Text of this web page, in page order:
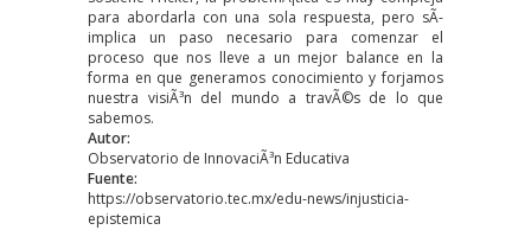
para abordarla con una sola respuesta, pero sÃ­
implica un paso necesario para comenzar el
proceso que nos lleve a un mejor balance en la
forma en que generamos conocimiento y forjamos
nuestra visiÃ³n del mundo a travÃ©s de lo que
sabemos.
Autor:
Observatorio de InnovaciÃ³n Educativa
Fuente:
https://observatorio.tec.mx/edu-news/injusticia-
epistemica